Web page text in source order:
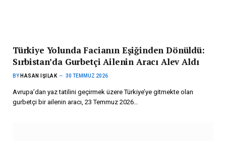
Türkiye Yolunda Facianın Eşiğinden Dönüldü:
Sırbistan’da Gurbetçi Ailenin Aracı Alev Aldı
BY HASAN IŞILAK 30 TEMMUZ 2026
Avrupa’dan yaz tatilini geçirmek üzere Türkiye’ye gitmekte olan
gurbetçi bir ailenin aracı, 23 Temmuz 2026…